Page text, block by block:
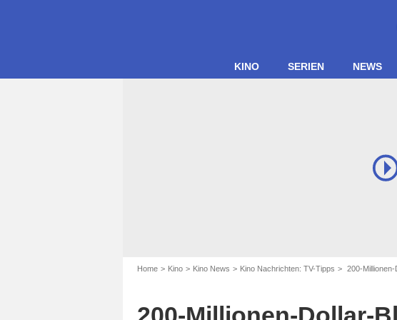
KINO SERIEN NEWS
Home Kino Kino News Kino Nachrichten: TV-Tipps 200-